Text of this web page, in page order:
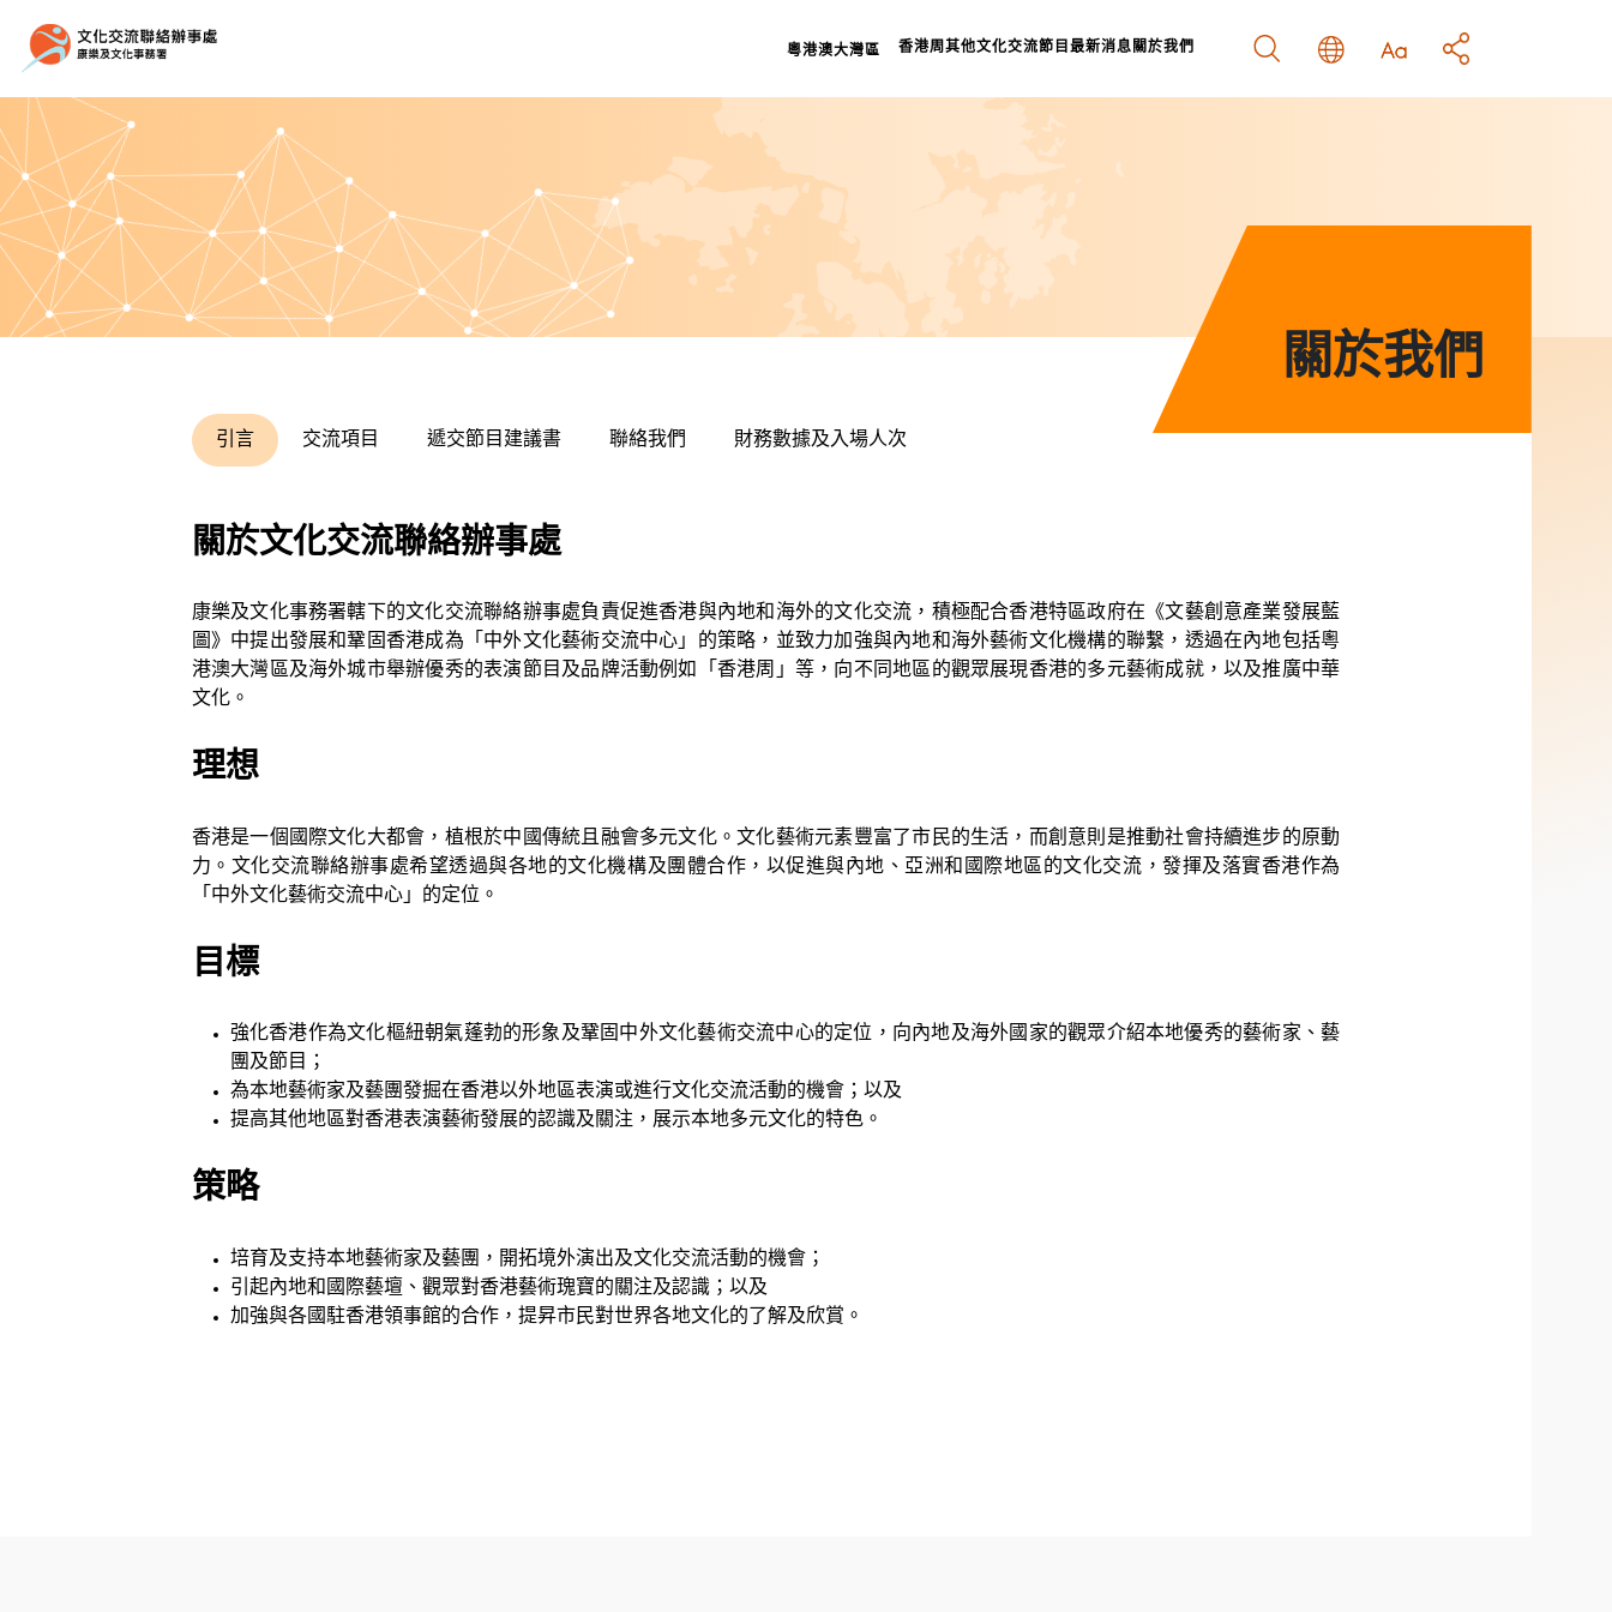
粵港澳大灣區 香港周 其他文化交流節目 最新消息 關於我們
檔案室
關於我們
關於我們
引言 交流項目 遞交節目建議書 聯絡我們 財務數據及入場人次
關於文化交流聯絡辦事處
康樂及文化事務署轄下的文化交流聯絡辦事處負責促進香港與內地和海外的文化交流，積極配合香港特區政府在《文藝創意產業發展藍
圖》中提出發展和鞏固香港成為「中外文化藝術交流中心」的策略，並致力加強與內地和海外藝術文化機構的聯繫，透過在內地包括粵
港澳大灣區及海外城市舉辦優秀的表演節目及品牌活動例如「香港周」等，向不同地區的觀眾展現香港的多元藝術成就，以及推廣中華
文化。
理想
香港是一個國際文化大都會，植根於中國傳統且融會多元文化。文化藝術元素豐富了市民的生活，而創意則是推動社會持續進步的原動
力。文化交流聯絡辦事處希望透過與各地的文化機構及團體合作，以促進與內地、亞洲和國際地區的文化交流，發揮及落實香港作為
「中外文化藝術交流中心」的定位。
目標
強化香港作為文化樞紐朝氣蓬勃的形象及鞏固中外文化藝術交流中心的定位，向內地及海外國家的觀眾介紹本地優秀的藝術家、藝
團及節目；
為本地藝術家及藝團發掘在香港以外地區表演或進行文化交流活動的機會；以及
提高其他地區對香港表演藝術發展的認識及關注，展示本地多元文化的特色。
策略
培育及支持本地藝術家及藝團，開拓境外演出及文化交流活動的機會；
引起內地和國際藝壇、觀眾對香港藝術瑰寶的關注及認識；以及
加強與各國駐香港領事館的合作，提昇市民對世界各地文化的了解及欣賞。